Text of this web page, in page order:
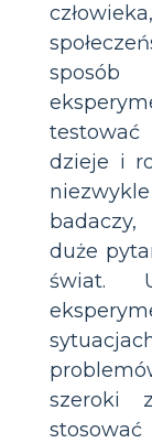
testować
dzieje i
duże
świat.
szeroki